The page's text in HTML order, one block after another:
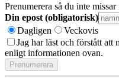
Prenumerera så du inte
Din epost (obligatorisk)
Dagligen
Veckovis
Jag har läst och förstått att
enligt informationen ovan.